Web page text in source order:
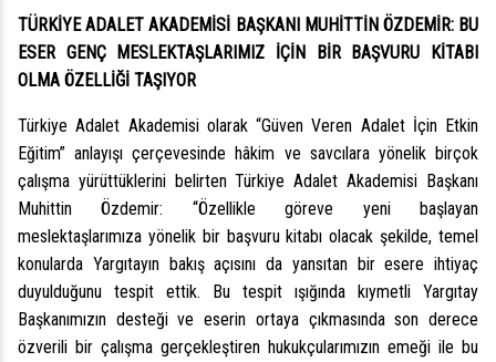
TÜRKİYE ADALET AKADEMİSİ BAŞKANI MUHİTTİN ÖZDEMİR: BU
ESER GENÇ MESLEKTAŞLARIMIZ İÇİN BİR BAŞVURU KİTABI
OLMA ÖZELLİĞİ TAŞIYOR
Türkiye Adalet Akademisi olarak “Güven Veren Adalet İçin Etkin
Eğitim” anlayışı çerçevesinde hâkim ve savcılara yönelik birçok
çalışma yürüttüklerini belirten Türkiye Adalet Akademisi Başkanı
Muhittin Özdemir: “Özellikle göreve yeni başlayan
meslektaşlarımıza yönelik bir başvuru kitabı olacak şekilde, temel
konularda Yargıtayın bakış açısını da yansıtan bir esere ihtiyaç
duyulduğunu tespit ettik. Bu tespit ışığında kıymetli Yargıtay
Başkanımızın desteği ve eserin ortaya çıkmasında son derece
özverili bir çalışma gerçekleştiren hukukçularımızın emeği ile bu